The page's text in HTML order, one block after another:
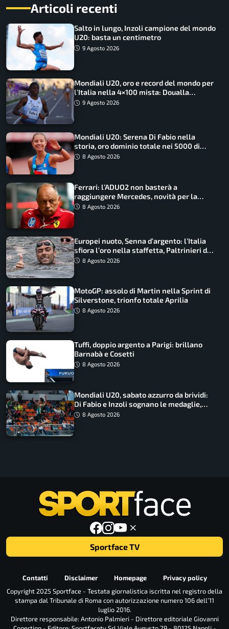
Articoli recenti
Salto in lungo, Inzoli campione del mondo
U20: basta un centimetro
9 Agosto 2026
Mondiali U20, oro e record del mondo per
l’Italia nella 4×100 mista: Doualla
straordinaria
9 Agosto 2026
Mondiali U20: Serena Di Fabio nella
storia, oro dominio totale nei 5000 di
marcia
8 Agosto 2026
Ferrari: l’ADUO2 non basterà a
raggiungere Mercedes, novità per la
Macarena
8 Agosto 2026
Europei nuoto, Senna d’argento: l’Italia
sfiora l’oro nella staffetta, Paltrinieri da
urlo, il bilancio azzurro
8 Agosto 2026
MotoGP: assolo di Martin nella Sprint di
Silverstone, trionfo totale Aprilia
8 Agosto 2026
Tuffi, doppio argento a Parigi: brillano
Barnabà e Cosetti
8 Agosto 2026
Mondiali U20, sabato azzurro da brividi:
Di Fabio e Inzoli sognano le medaglie,
Castellani e Succo in finale
8 Agosto 2026
Sportface TV
Contatti Disclaimer Homepage
Privacy policy
Copyright 2025 Sportface - Testata giornalistica iscritta nel registro della
stampa dal Tribunale di Roma con autorizzazione numero 106 dell’11
luglio 2016.
Direttore responsabile: Antonio Palmieri - Direttore editoriale Giovanni